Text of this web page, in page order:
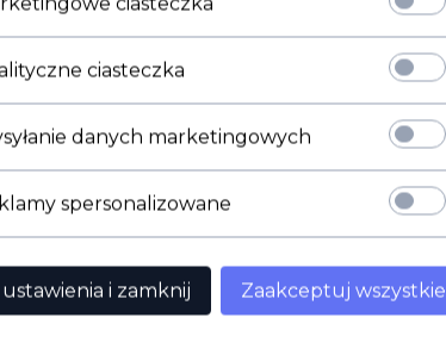
również...
ciasteczka
danych marketingowych
spersonalizowane
ustawienia i zamknij Zaakceptuj wszystkie